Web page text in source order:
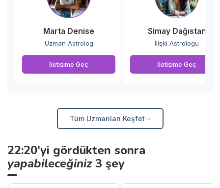
Marta Denise
Uzman Astrolog
İletişime Geç
Simay Dağıstan
İlişki Astrologu
İletişime Geç
Tüm Uzmanları Keşfet
22:20'yi gördükten sonra
yapabileceğiniz3 şey